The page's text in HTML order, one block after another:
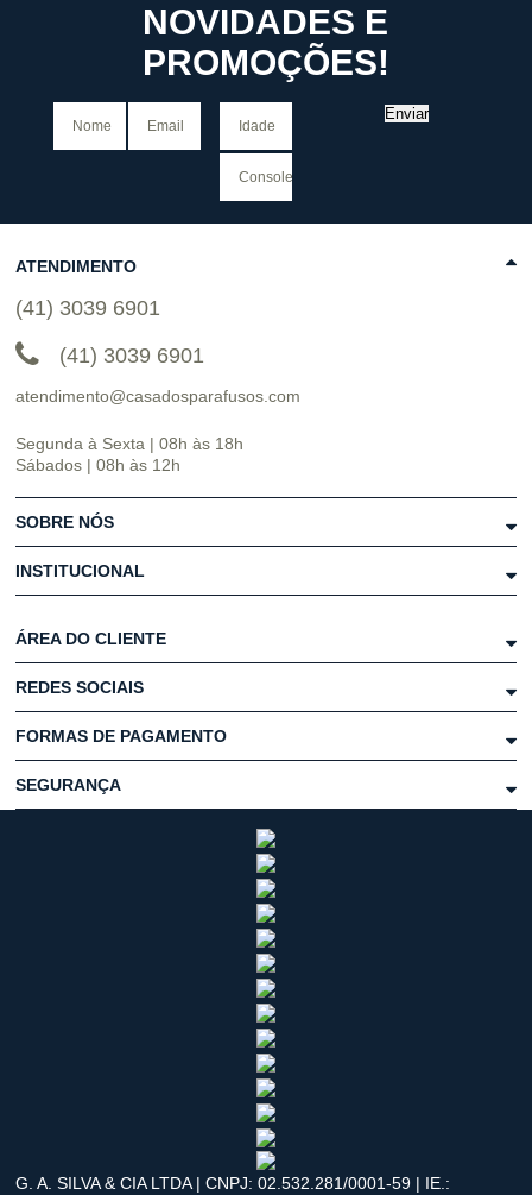
NOVIDADES E
PROMOÇÕES!
Enviar
ATENDIMENTO
(41) 3039 6901
(41) 3039 6901
atendimento@casadosparafusos.com
Segunda à Sexta | 08h às 18h
Sábados | 08h às 12h
SOBRE NÓS
INSTITUCIONAL
ÁREA DO CLIENTE
REDES SOCIAIS
FORMAS DE PAGAMENTO
SEGURANÇA
G. A. SILVA & CIA LTDA | CNPJ: 02.532.281/0001-59 | IE.: